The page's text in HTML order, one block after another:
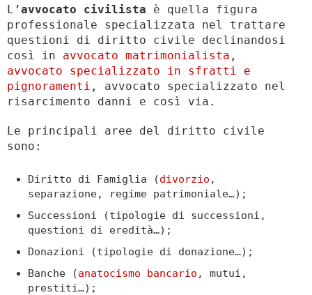
L’avvocato civilista è quella figura
professionale specializzata nel trattare
questioni di diritto civile declinandosi
così in avvocato matrimonialista ,
avvocato specializzato in sfratti e
pignoramenti , avvocato specializzato nel
risarcimento danni e così via.
Le principali aree del diritto civile
sono:
Diritto di Famiglia (divorzio ,
separazione, regime patrimoniale…);
Successioni (tipologie di successioni,
questioni di eredità…);
Donazioni (tipologie di donazione…);
Banche (anatocismo bancario , mutui,
prestiti…);